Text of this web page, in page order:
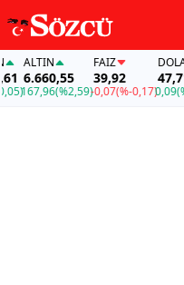
ALTIN
6.660,55
167,96(%2,59)
FAİZ
39,92
-0,07(%-0,17)
DOLAR
47,71
0,09